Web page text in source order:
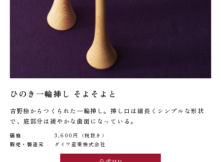
ひのき一輪挿し そよそよと
吉野桧からつくられた一輪挿し。挿し口は細長くシンプルな形状
で、底部分は緩やかな曲面になっている。
価格
3,600円（税抜き）
販売・製造元
ダイワ産業株式会社